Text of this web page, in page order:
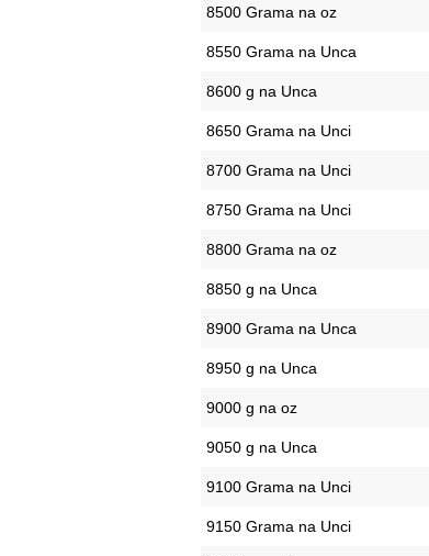
8500 Grama na oz
8550 Grama na Unca
8600 g na Unca
8650 Grama na Unci
8700 Grama na Unci
8750 Grama na Unci
8800 Grama na oz
8850 g na Unca
8900 Grama na Unca
8950 g na Unca
9000 g na oz
9050 g na Unca
9100 Grama na Unci
9150 Grama na Unci